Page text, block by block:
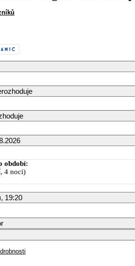
Srpen 2026
PO ÚT ST ČT PÁ
období:
4 noci)
19:20